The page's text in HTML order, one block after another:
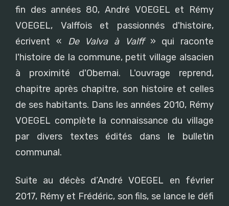
fin des années 80, André VOEGEL et Rémy
VOEGEL, Valffois et passionnés d'histoire,
écrivent « De Valva à Valff» qui raconte
l'histoire de la commune, petit village alsacien
à proximité d'Obernai. L'ouvrage reprend,
chapitre après chapitre, son histoire et celles
de ses habitants. Dans les années 2010, Rémy
VOEGEL complète la connaissance du village
par divers textes édités dans le bulletin
communal.
Suite au décès d’André VOEGEL en février
2017, Rémy et Frédéric, son fils, se lance le défi